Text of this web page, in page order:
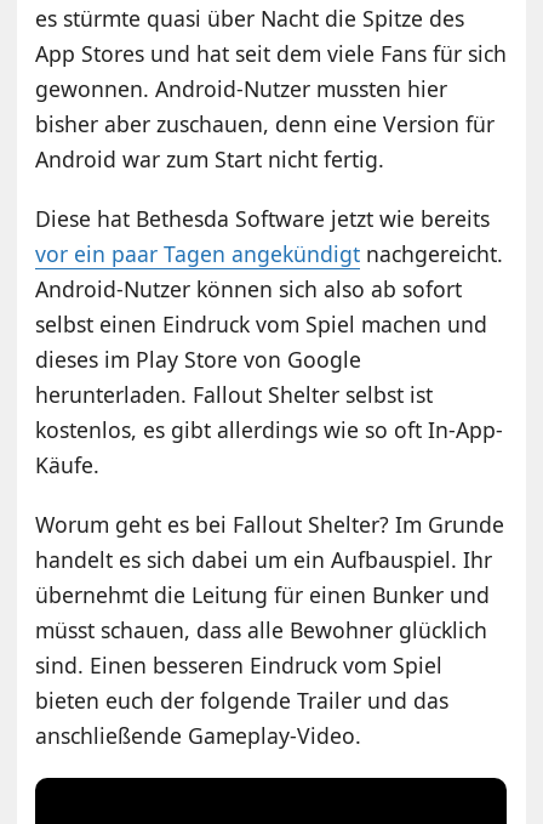
es stürmte quasi über Nacht die Spitze des
App Stores und hat seit dem viele Fans für sich
gewonnen. Android-Nutzer mussten hier
bisher aber zuschauen, denn eine Version für
Android war zum Start nicht fertig.
Diese hat Bethesda Software jetzt wie bereits
vor ein paar Tagen angekündigt nachgereicht.
Android-Nutzer können sich also ab sofort
selbst einen Eindruck vom Spiel machen und
dieses im Play Store von Google
herunterladen. Fallout Shelter selbst ist
kostenlos, es gibt allerdings wie so oft In-App-
Käufe.
Worum geht es bei Fallout Shelter? Im Grunde
handelt es sich dabei um ein Aufbauspiel. Ihr
übernehmt die Leitung für einen Bunker und
müsst schauen, dass alle Bewohner glücklich
sind. Einen besseren Eindruck vom Spiel
bieten euch der folgende Trailer und das
anschließende Gameplay-Video.